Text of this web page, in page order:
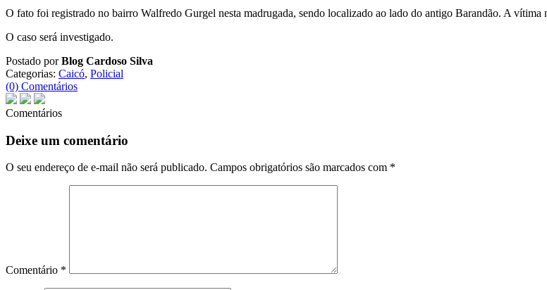
O fato foi registrado no bairro Walfredo Gurgel nesta madrugada, sendo localizado ao lado do antigo Barandão. A
O caso será investigado.
Postado porBlog Cardoso Silva
Categorias: Caicó, Policial
(0) Comentários
Comentários
Deixe um comentário
O seu endereço de e-mail não será publicado. Campos obrigatórios são marcados com *
Comentário *